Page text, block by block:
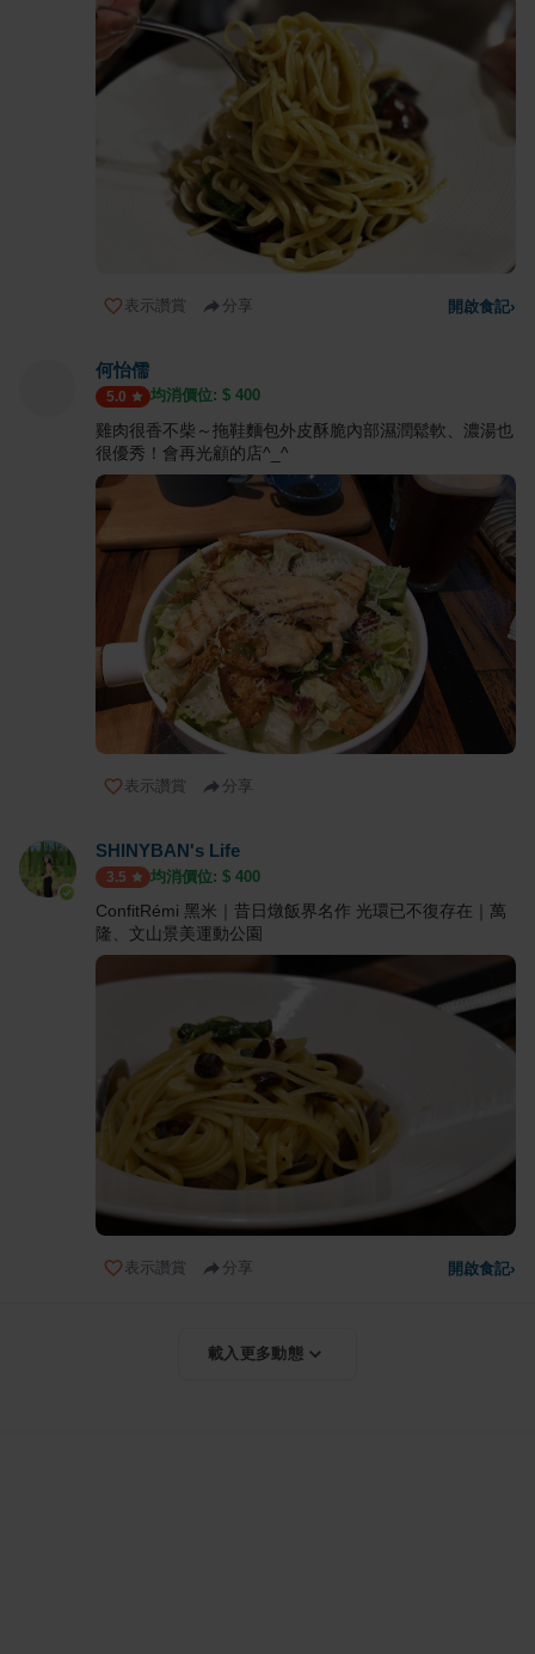
表示讚賞 分享 開啟食記›
何怡儒
5.0 均消價位: $ 400
雞肉很香不柴～拖鞋麵包外皮酥脆內部濕潤鬆軟、濃湯也
很優秀！會再光顧的店^_^
表示讚賞 分享
SHINYBAN's Life
3.5 均消價位: $ 400
ConfitRémi 黑米｜昔日燉飯界名作 光環已不復存在｜萬
隆、文山景美運動公園
表示讚賞 分享 開啟食記›
載入更多動態